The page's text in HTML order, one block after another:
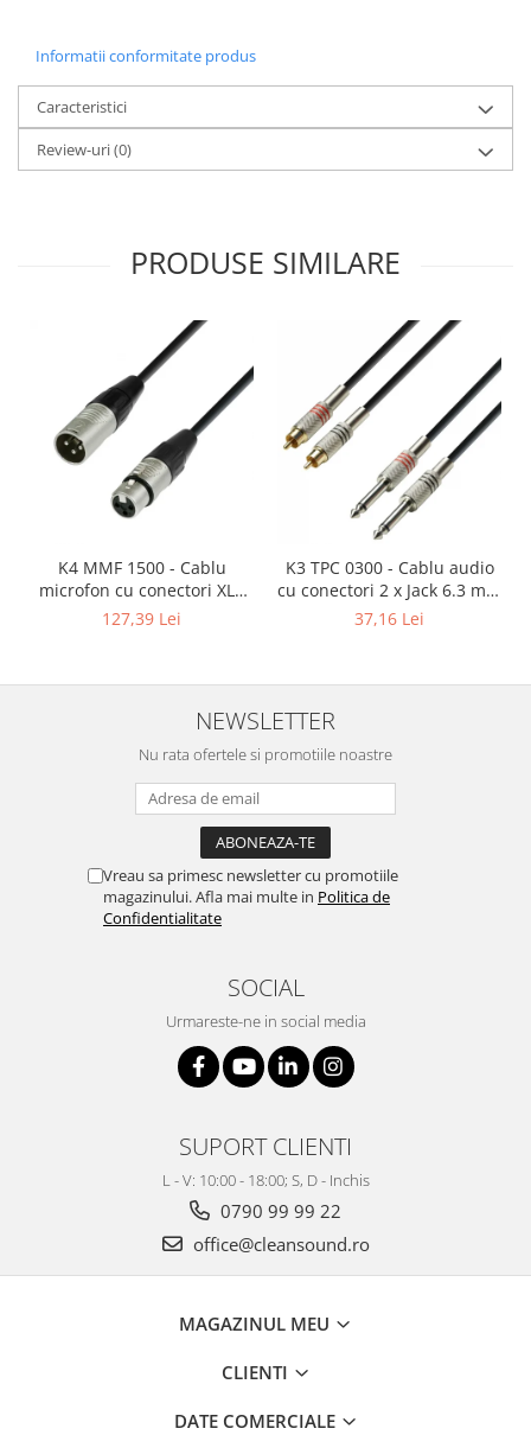
Informatii conformitate produs
Caracteristici
Review-uri(0)
PRODUSE SIMILARE
K4 MMF 1500 - Cablu
microfon cu conectori XLR
mama / XLR tata 3p REAN -
127,39 Lei
K3 TPC 0300 - Cablu audio
cu conectori 2 x Jack 6.3 mm
mono / 2 x RCA tata AH 3 m
37,16 Lei
NEWSLETTER
Nu rata ofertele si promotiile noastre
Vreau sa primesc newsletter cu promotiile
magazinului. Afla mai multe in Politica de
Confidentialitate
SOCIAL
Urmareste-ne in social media
SUPORT CLIENTI
L - V: 10:00 - 18:00; S, D - Inchis
0790 99 99 22
office@cleansound.ro
MAGAZINUL MEU
CLIENTI
DATE COMERCIALE